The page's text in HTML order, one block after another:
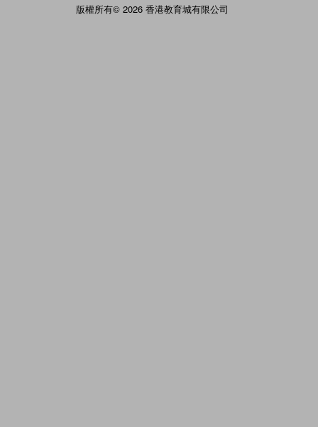
版權所有© 2026 香港教育城有限公司